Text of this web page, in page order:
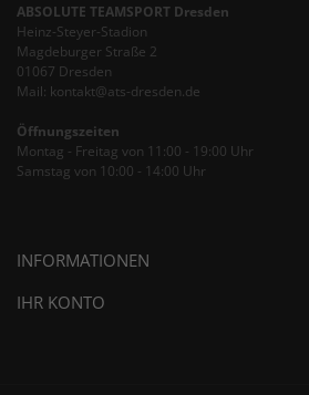
ABSOLUTE TEAMSPORT Dresden
Heinz-Steyer-Stadion
Magdeburger Straße 2
01067 Dresden
Mail: kontakt@ats-dresden.de
Öffnungszeiten
Montag - Freitag von 11:00 - 19:00 Uhr
Samstag von 10:00 - 14:00 Uhr
INFORMATIONEN
IHR KONTO